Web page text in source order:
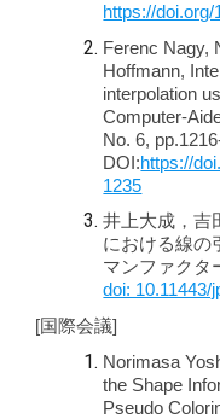
https://
Ferenc Nagy,
Hoffmann,
interpolation
Computer-
No. 6,
DOI:https://
1235
井上大成，吉
における線の
マンファクタ
doi: 10.11443/
[国際会議]
Norimasa
the Shape
Pseudo